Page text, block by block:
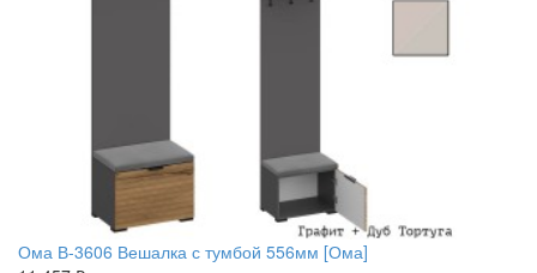
Ома В-3606 Вешалка с тумбой 556мм [Ома]